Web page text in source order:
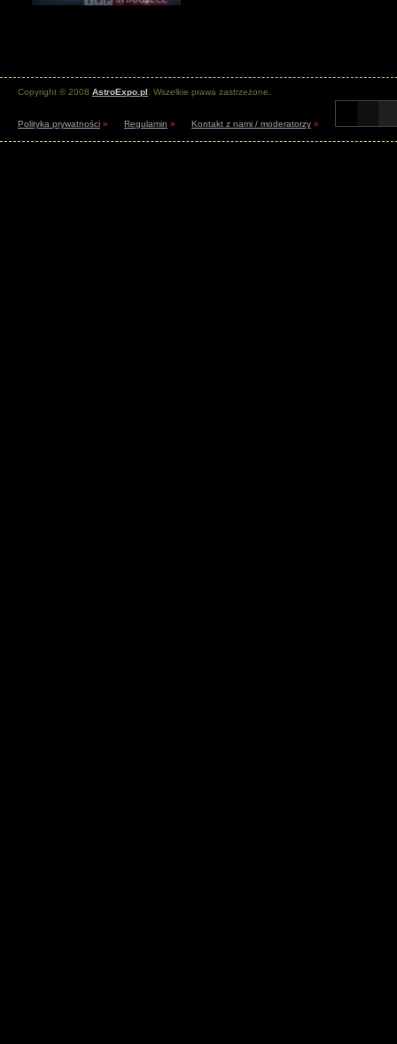
Copyright © 2008 AstroExpo.pl . Wszelkie prawa zastrzeżone.
Polityka prywatności » Regulamin » Kontakt z nami / moderatorzy »